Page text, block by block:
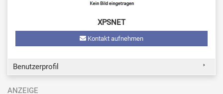
XPSNET
Kontakt aufnehmen
Benutzerprofil